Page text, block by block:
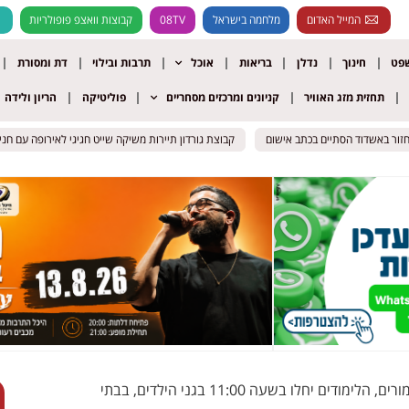
המייל האדום מלחמה בישראל 08TV קבוצות וואצפ פופולריות
חינוך נדלן בריאות אוכל תרבות ובילוי דת ומסורת
תחזית מזג האוויר קניונים ומרכזים מסחריים פוליטיקה הריון ולידה
באשדוד הסתיים בכתב אישום קבוצת גורדון תיירות משיקה שייט חגיגי לאירופה עם חני באשדוד הסתיים בכתב אישום קבוצת גורדון תיירות משיקה שייט חגיגי לאירופה עם חני
מחר: שביתת אזהרה של הסתדרות המורים, הלימודים יחלו בשעה 11:00 בגני הילדים, בבתי